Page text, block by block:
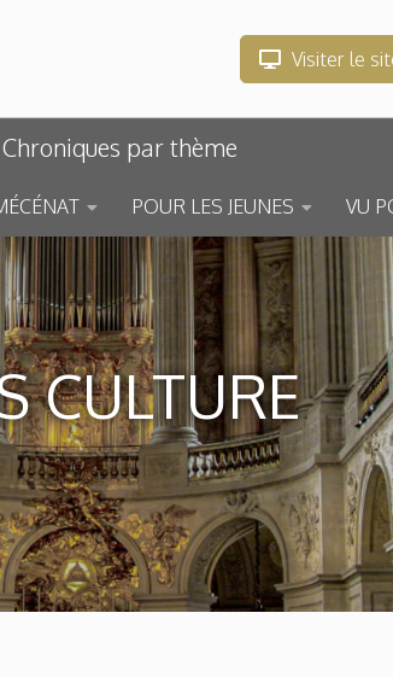
Visiter le
par thème
POUR LES JEUNES VU
CULTURE